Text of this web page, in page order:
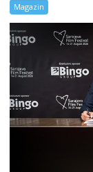
Magazin